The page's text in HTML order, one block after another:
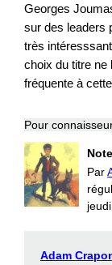
Georges
sur des leaders
très
choix du titre ne
fréquente à
Pour
Par
Adam